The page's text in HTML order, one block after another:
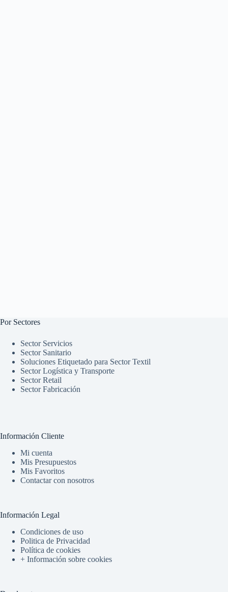
Por Sectores
Sector Servicios
Sector Sanitario
Soluciones Etiquetado para Sector Textil
Sector Logística y Transporte
Sector Retail
Sector Fabricación
Información Cliente
Mi cuenta
Mis Presupuestos
Mis Favoritos
Contactar con nosotros
Información Legal
Condiciones de uso
Politica de Privacidad
Política de cookies
+ Información sobre cookies